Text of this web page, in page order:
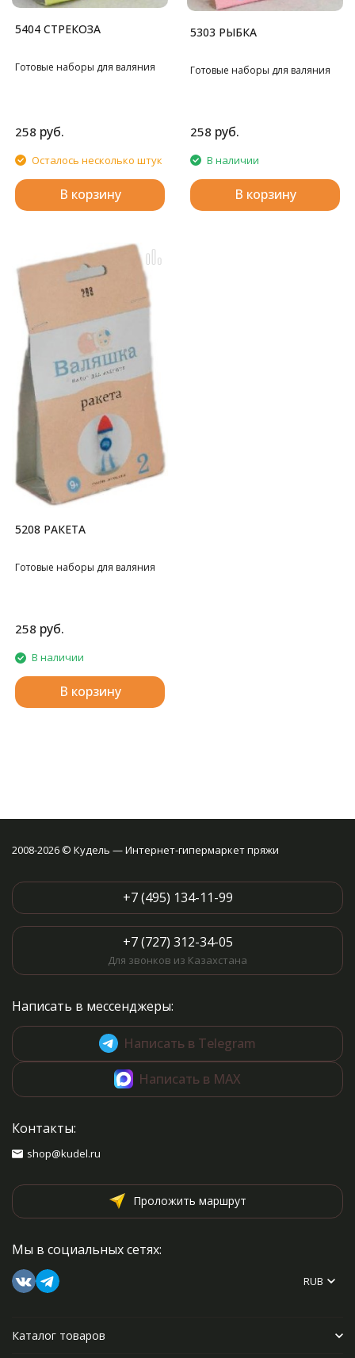
5404 СТРЕКОЗА
Готовые наборы для валяния
258 руб.
Осталось несколько штук
В корзину
5303 РЫБКА
Готовые наборы для валяния
258 руб.
В наличии
В корзину
5208 РАКЕТА
Готовые наборы для валяния
258 руб.
В наличии
В корзину
2008-2026 © Кудель — Интернет-гипермаркет пряжи
+7 (495) 134-11-99
+7 (727) 312-34-05
Для звонков из Казахстана
Написать в мессенджеры:
Написать в Telegram
Написать в MAX
Контакты:
shop@kudel.ru
Проложить маршрут
Мы в социальных сетях:
RUB
Каталог товаров